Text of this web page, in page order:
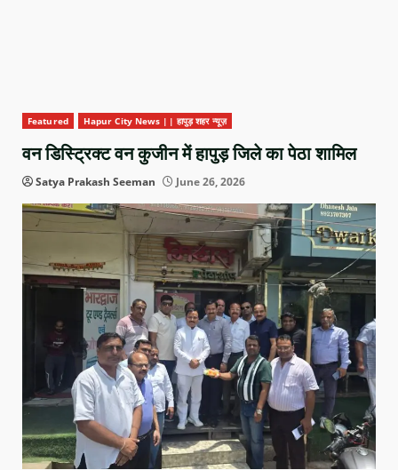
Featured Hapur City News || हापुड़ शहर न्यूज़
वन डिस्ट्रिक्ट वन कुजीन में हापुड़ जिले का पेठा शामिल
Satya Prakash Seeman June 26, 2026